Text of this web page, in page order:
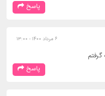
پاسخ
۶ مرداد ۱۴۰۰ - ۱۳:۰۰
پاسخ